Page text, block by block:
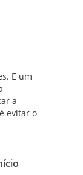
E um
a
evitar o